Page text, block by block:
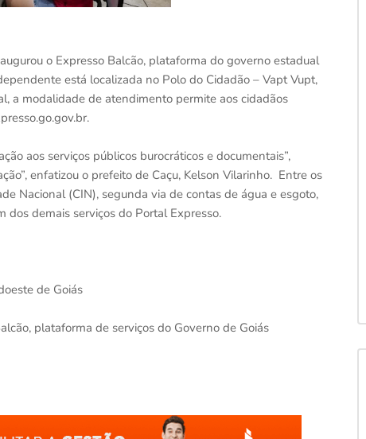
o Expresso Balcão, plataforma do governo estadual
está localizada no Polo do Cidadão – Vapt Vupt,
a modalidade de atendimento permite aos cidadãos
aos serviços públicos burocráticos e documentais”,
enfatizou o prefeito de Caçu, Kelson Vilarinho. Entre os
Nacional (CIN), segunda via de contas de água e esgoto,
dos demais serviços do Portal Expresso.
de Goiás
plataforma de serviços do Governo de Goiás